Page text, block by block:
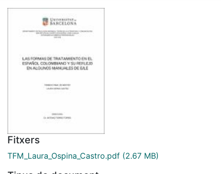
Contacte
Fitxers
TFM_Laura_Ospina_Castro.pdf (2.67 MB)